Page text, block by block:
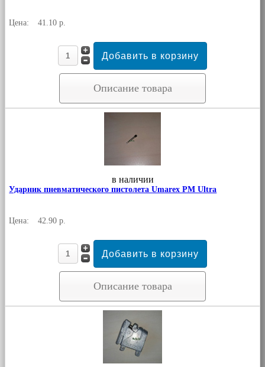
Цена: 41.10 р.
Описание товара
в наличии
Ударник пневматического пистолета Umarex PM Ultra
Цена: 42.90 р.
Описание товара